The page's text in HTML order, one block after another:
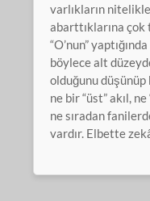
varlıkların
abarttıklarına çok
“O’nun”
böylece alt
olduğunu
ne bir “üst” akıl,
ne sıradan
vardır. Elbette